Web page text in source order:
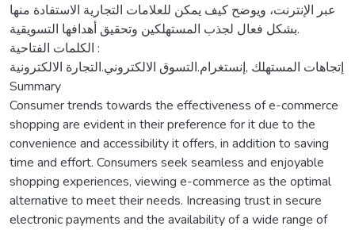
عبر الإنترنت، ويوضح كيف يمكن للعلامات التجارية الاستفادة منها
بشكل فعال لجذب المستهلكين وتحقيق أهدافها التسويقية.
الكلمات الفتاحية :
إتجاهات المستهلك ,إنستغرام.التسوق الالكتروني.التجارة الالكترونية
Summary
Consumer trends towards the effectiveness of e-commerce
shopping are evident in their preference for it due to the
convenience and accessibility it offers, in addition to saving
time and effort. Consumers seek seamless and enjoyable
shopping experiences, viewing e-commerce as the optimal
alternative to meet their needs. Increasing trust in secure
electronic payments and the availability of a wide range of